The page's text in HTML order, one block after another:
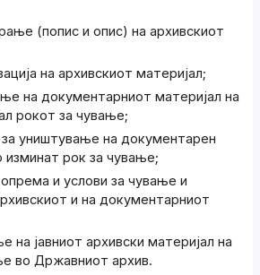
(попис и опис) на архивскиот
на архивскиот материјал;
на документарниот материјал на
рокот за чување;
уништување на документарен
изминат рок за чување;
и услови за чување и
и на документарниот
на јавниот архивски материјал на
во Државниот архив.